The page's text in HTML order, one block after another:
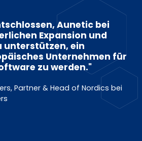
Aunetic bei
Expansion und
unterstützen, ein
Unternehmen für
zu werden."
Partner & Head of Nordics bei